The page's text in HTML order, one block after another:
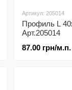
Артикул: 205014
Профиль L
Арт.205014
87.00 грн/м.п.